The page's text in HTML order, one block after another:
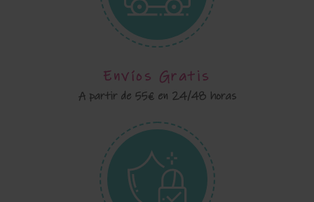
Envíos Gratis
A partir de 55€ en 24/48 horas